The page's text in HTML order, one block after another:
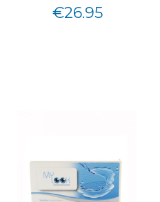
€26.95